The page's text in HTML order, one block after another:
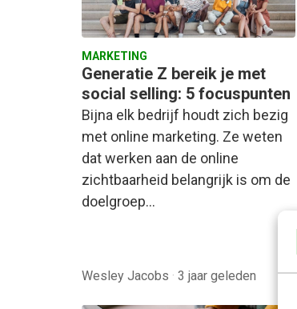
MARKETING
Generatie Z bereik je met
social selling: 5 focuspunten
Bijna elk bedrijf houdt zich bezig
met online marketing. Ze weten
dat werken aan de online
zichtbaarheid belangrijk is om de
doelgroep…
Wesley Jacobs · 3 jaar geleden